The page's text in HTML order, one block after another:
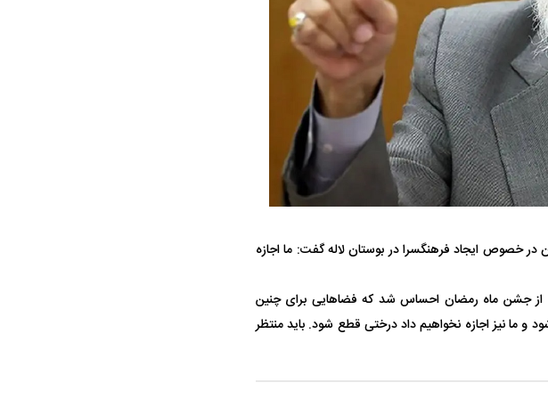
خصوص ایجاد فرهنگسرا در بوستان لاله گفت: ما اجازه
از جشن ماه رمضان احساس شد که فضا‌هایی برای چنین
نیز اجازه نخواهیم داد درختی قطع شود. باید منتظر
حدید ۱۱۰؛ نسخه سریع‌تر، پنهان‌کارتر و
مرگبارتر پهپادهای ایرانی | پهپاد انتحاری
جدید ایران چیست؟